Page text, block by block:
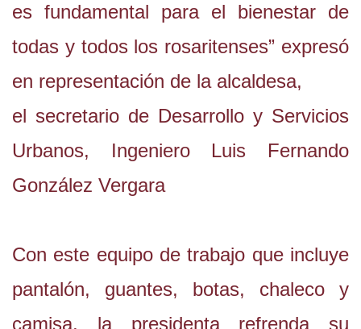
es fundamental para el bienestar de
todas y todos los rosaritenses” expresó
en representación de la alcaldesa,
el secretario de Desarrollo y Servicios
Urbanos, Ingeniero Luis Fernando
González Vergara
Con este equipo de trabajo que incluye
pantalón, guantes, botas, chaleco y
camisa, la presidenta refrenda su